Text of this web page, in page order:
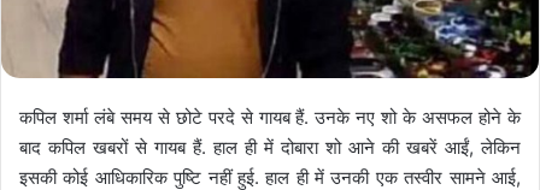
कपिल शर्मा लंबे समय से छोटे परदे से गायब हैं. उनके नए शो के असफल होने के
बाद कपिल खबरों से गायब हैं. हाल ही में दोबारा शो आने की खबरें आईं, लेकिन
इसकी कोई आध‍िकारिक पुष्‍ट‍ि नहीं हुई. हाल ही में उनकी एक तस्‍वीर सामने आई,